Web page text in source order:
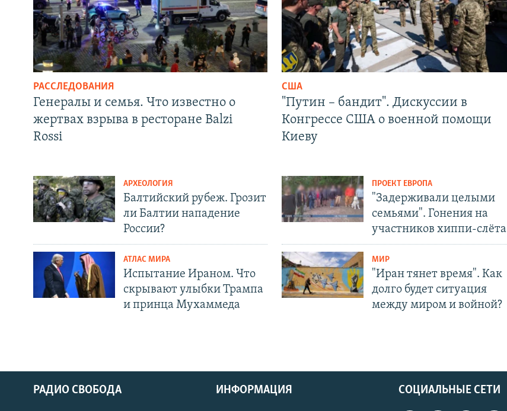
РАССЛЕДОВАНИЯ
Генералы и семья. Что известно о
жертвах взрыва в ресторане Balzi
Rossi
США
"Путин – бандит". Дискуссии в
Конгрессе США о военной помощи
Киеву
АРХЕОЛОГИЯ
Балтийский рубеж. Грозит
ли Балтии нападение
России?
АТЛАС МИРА
Испытание Ираном. Что
скрывают улыбки Трампа
и принца Мухаммеда
ПРОЕКТ ЕВРОПА
"Задерживали целыми
семьями". Гонения на
участников хиппи-слёта
МИР
"Иран тянет время". Как
долго будет ситуация
между миром и войной?
СОЦИАЛЬНЫЕ СЕТИ
РАДИО СВОБОДА ИНФОРМАЦИЯ